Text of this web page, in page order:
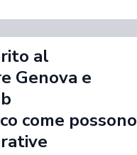
al
Genova e
come possono